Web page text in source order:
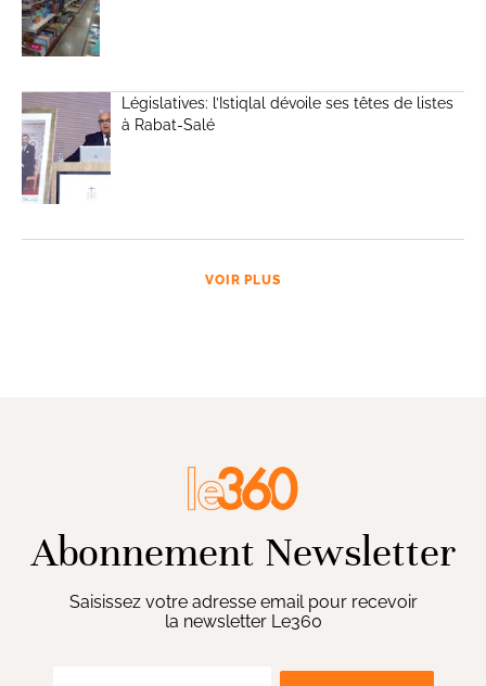
Législatives: l’Istiqlal dévoile ses têtes de listes
à Rabat-Salé
VOIR PLUS
Abonnement Newsletter
Saisissez votre adresse email pour recevoir
la newsletter Le360